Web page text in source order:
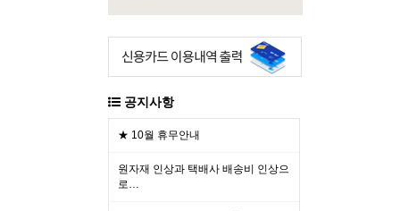
공지사항
★ 10월 휴무안내
원자재 인상과 택배사 배송비 인상으
로…